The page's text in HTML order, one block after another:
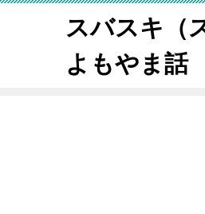
スバスキ（
よもやま話